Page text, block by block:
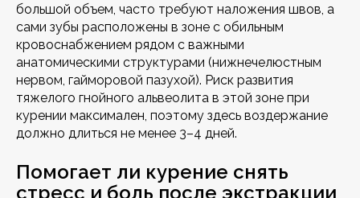
большой объем, часто требуют наложения швов, а
сами зубы расположены в зоне с обильным
кровоснабжением рядом с важными
анатомическими структурами (нижнечелюстным
нервом, гайморовой пазухой). Риск развития
тяжелого гнойного альвеолита в этой зоне при
курении максимален, поэтому здесь воздержание
должно длиться не менее 3–4 дней.
Помогает ли курение снять
стресс и боль после экстракции